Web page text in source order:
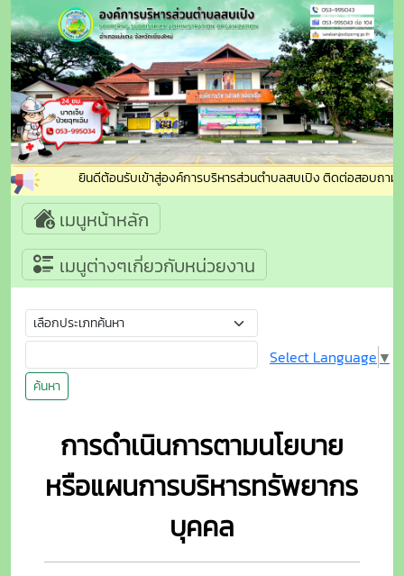
ยินดีต้อนรับเข้าสู่องค์การบริหารส่วนตำบลสบเปิง ติดต่อสอบถาม :
เมนูหน้าหลัก
เมนูต่างๆเกี่ยวกับหน่วยงาน
ค้นหา
Select Language ▼
การดำเนินการตามนโยบาย
หรือแผนการบริหารทรัพยากร
บุคคล